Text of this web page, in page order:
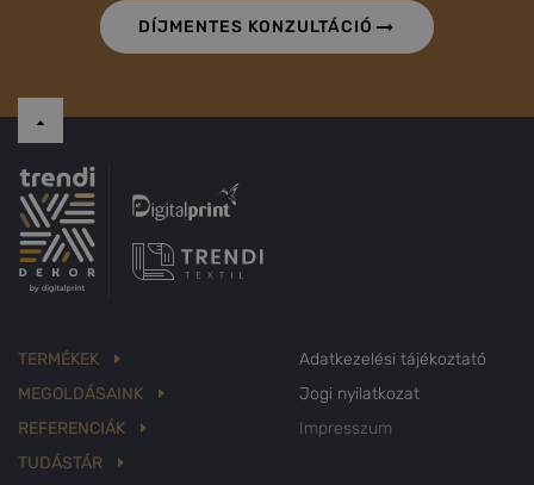
DÍJMENTES KONZULTÁCIÓ
TERMÉKEK
MEGOLDÁSAINK
REFERENCIÁK
TUDÁSTÁR
Adatkezelési tájékoztató
Jogi nyilatkozat
Impresszum